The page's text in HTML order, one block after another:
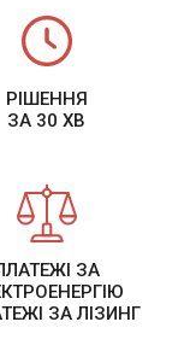
РІШЕННЯ
ЗА 30 ХВ
ЗА
ЗА ЛІЗИНГ